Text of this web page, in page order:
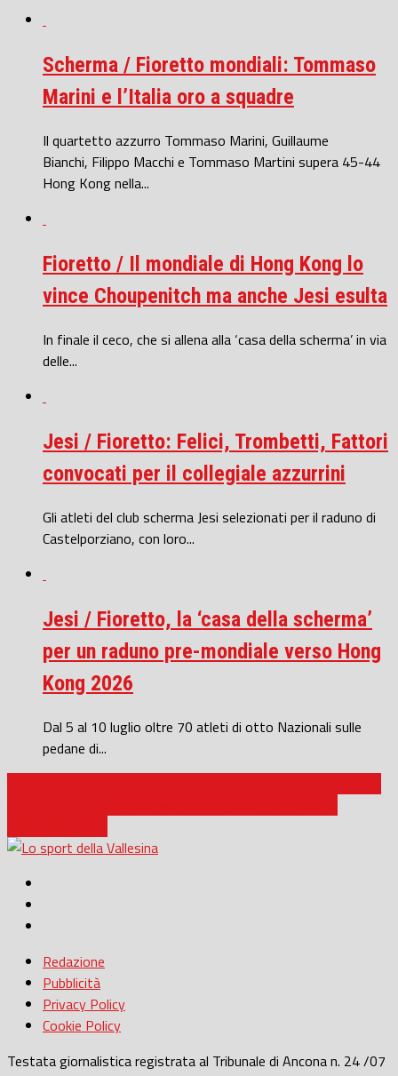
Scherma / Fioretto mondiali: Tommaso
Marini e l’Italia oro a squadre
Il quartetto azzurro Tommaso Marini, Guillaume
Bianchi, Filippo Macchi e Tommaso Martini supera 45-44
Hong Kong nella...
Fioretto / Il mondiale di Hong Kong lo
vince Choupenitch ma anche Jesi esulta
In finale il ceco, che si allena alla ‘casa della scherma’ in via
delle...
Jesi / Fioretto: Felici, Trombetti, Fattori
convocati per il collegiale azzurrini
Gli atleti del club scherma Jesi selezionati per il raduno di
Castelporziano, con loro...
Jesi / Fioretto, la ‘casa della scherma’
per un raduno pre-mondiale verso Hong
Kong 2026
Dal 5 al 10 luglio oltre 70 atleti di otto Nazionali sulle
pedane di...
Redazione
Pubblicità
Privacy Policy
Cookie Policy
Testata giornalistica registrata al Tribunale di Ancona n. 24 /07